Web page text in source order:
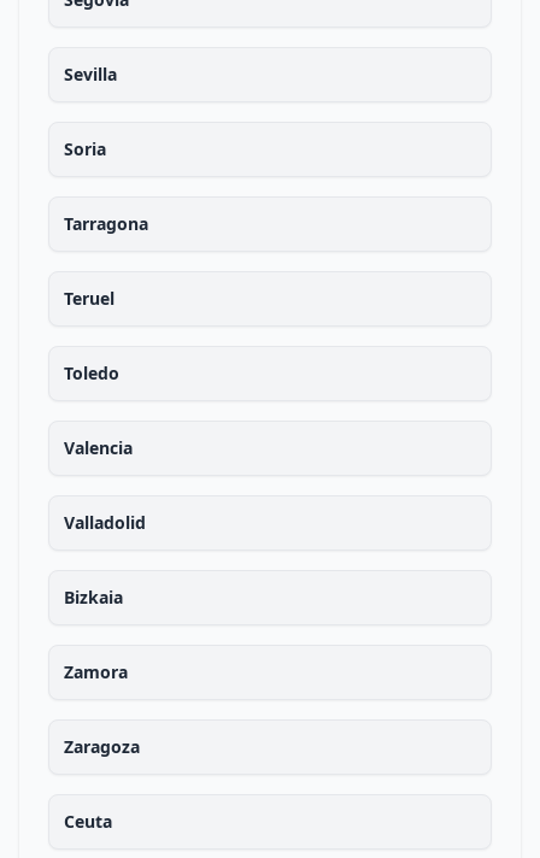
Sevilla
Soria
Tarragona
Teruel
Toledo
Valencia
Valladolid
Bizkaia
Zamora
Zaragoza
Ceuta